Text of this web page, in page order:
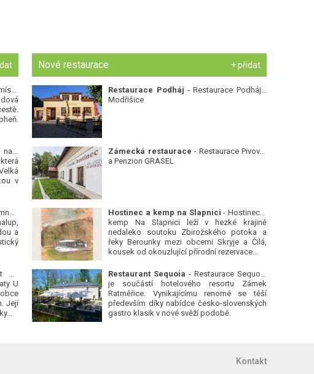
v
a
do
U
Její
Nové restaurace + přidat
Restaurace Podháj - Restaurace Podháj -
Modřišice
Zámecká restaurace - Restaurace Pivovar
a Penzion GRASEL
Hostinec a kemp na Slapnici - Hostinec a
kemp Na Slapnici leží v hezké krajině
nedaleko soutoku Zbirožského potoka a
řeky Berounky mezi obcemi Skryje a Čilá,
kousek od okouzlující přírodní rezervace...
Restaurant Sequoia - Restaurace Sequoia
je součástí hotelového resortu Zámek
Ratměřice. Vynikajícímu renomé se těší
především díky nabídce česko-slovenských
gastro klasik v nové svěží podobě.
Kontakt